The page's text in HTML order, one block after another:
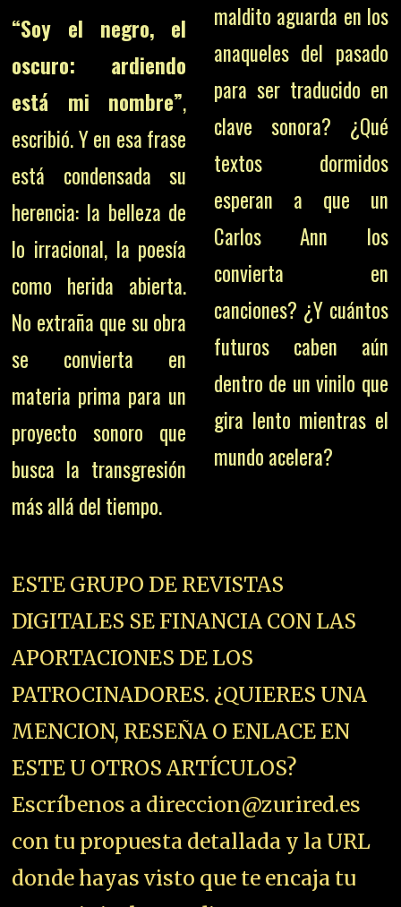
“Soy el negro, el
oscuro: ardiendo
está mi nombre”,
escribió. Y en esa frase
está condensada su
herencia: la belleza de
lo irracional, la poesía
como herida abierta.
No extraña que su obra
se convierta en
materia prima para un
proyecto sonoro que
busca la transgresión
más allá del tiempo.
maldito aguarda en los
anaqueles del pasado
para ser traducido en
clave sonora? ¿Qué
textos dormidos
esperan a que un
Carlos Ann los
convierta en
canciones? ¿Y cuántos
futuros caben aún
dentro de un vinilo que
gira lento mientras el
mundo acelera?
ESTE GRUPO DE REVISTAS
DIGITALES SE FINANCIA CON LAS
APORTACIONES DE LOS
PATROCINADORES. ¿QUIERES UNA
MENCION, RESEÑA O ENLACE EN
ESTE U OTROS ARTÍCULOS?
Escríbenos a direccion@zurired.es
con tu propuesta detallada y la URL
donde hayas visto que te encaja tu